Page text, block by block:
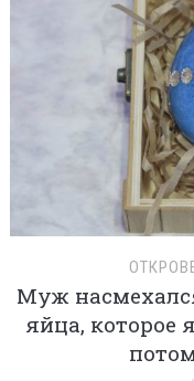
Муж
яйца, которое